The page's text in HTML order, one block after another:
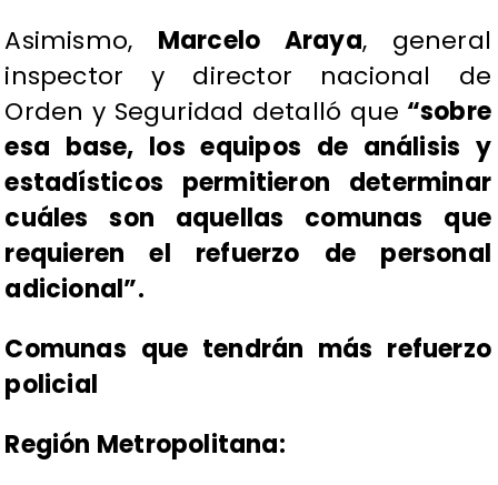
Asimismo, Marcelo Araya, general
inspector y director nacional de
Orden y Seguridad detalló que “sobre
esa base, los equipos de análisis y
estadísticos permitieron determinar
cuáles son aquellas comunas que
requieren el refuerzo de personal
adicional”.
Comunas que tendrán más refuerzo
policial
Región Metropolitana: